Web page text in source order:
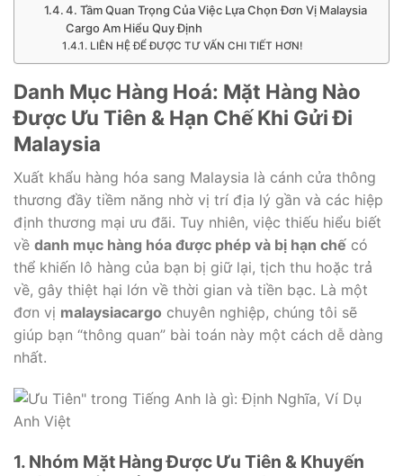
4. Tầm Quan Trọng Của Việc Lựa Chọn Đơn Vị Malaysia
Cargo Am Hiểu Quy Định
LIÊN HỆ ĐỂ ĐƯỢC TƯ VẤN CHI TIẾT HƠN!
Danh Mục Hàng Hoá: Mặt Hàng Nào
Được Ưu Tiên & Hạn Chế Khi Gửi Đi
Malaysia
Xuất khẩu hàng hóa sang Malaysia là cánh cửa thông
thương đầy tiềm năng nhờ vị trí địa lý gần và các hiệp
định thương mại ưu đãi. Tuy nhiên, việc thiếu hiểu biết
về danh mục hàng hóa được phép và bị hạn chế có
thể khiến lô hàng của bạn bị giữ lại, tịch thu hoặc trả
về, gây thiệt hại lớn về thời gian và tiền bạc. Là một
đơn vị malaysiacargo chuyên nghiệp, chúng tôi sẽ
giúp bạn “thông quan” bài toán này một cách dễ dàng
nhất.
1. Nhóm Mặt Hàng Được Ưu Tiên & Khuyến